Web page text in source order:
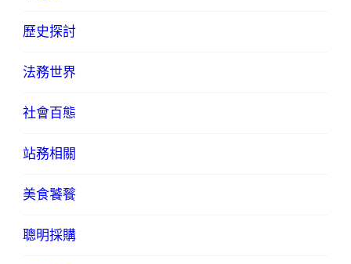
歷史探討
法務世界
社會百態
站務相關
美食饕餮
聰明採購